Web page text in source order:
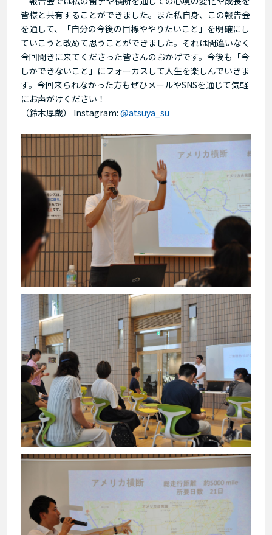
皆様と共有することができました。また私自身、この報告会
を通して、「自分の今後の目標ややりたいこと」を明確にし
ていこうと改めて思うことができました。それは間違いなく
今回聞きに来てくださった皆さんのおかげです。今後も「今
しかできないこと」にフォーカスして人生を楽しんでいきま
す。今回来られなかった方もぜひメールやSNSを通じて気軽
にお声がけください！
（鈴木厚哉） Instagram: @atsuya_su